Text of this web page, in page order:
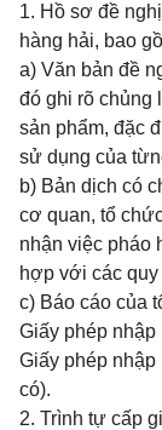
1. Hồ sơ đề
hàng hải, bao
a) Văn bản đề
đó ghi rõ chủng
sản phẩm, đặc
sử dụng của
b) Bản dịch có
cơ quan, tổ
nhận việc pháo
hợp với các
c) Báo cáo của
Giấy phép
Giấy phép
có).
2. Trình tự cấp